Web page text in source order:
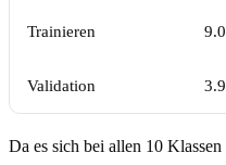
Trainieren
Validation
Da es sich bei allen 10